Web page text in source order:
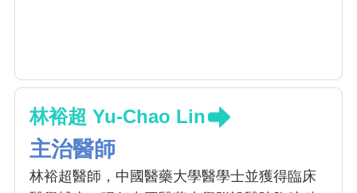
林裕超 Yu-Chao Lin
主治醫師
林裕超醫師，中國醫藥大學醫學士並獲得臨床